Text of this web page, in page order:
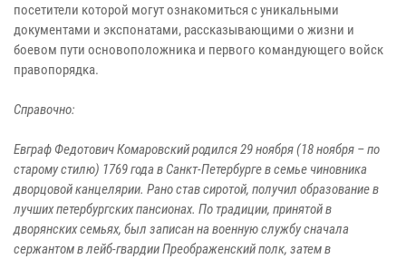
посетители которой могут ознакомиться с уникальными
документами и экспонатами, рассказывающими о жизни и
боевом пути основоположника и первого командующего войск
правопорядка.
Справочно:
Евграф Федотович Комаровский родился 29 ноября (18 ноября – по
старому стилю) 1769 года в Санкт-Петербурге в семье чиновника
дворцовой канцелярии. Рано став сиротой, получил образование в
лучших петербургских пансионах. По традиции, принятой в
дворянских семьях, был записан на военную службу сначала
сержантом в лейб-гвардии Преображенский полк, затем в